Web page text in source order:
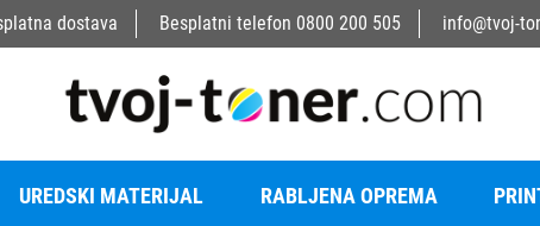
dostava Besplatni telefon 0800 200 505 info@tvoj-
UREDSKI MATERIJAL RABLJENA OPREMA